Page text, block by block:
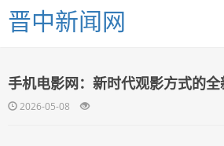
晋中新闻网
手机电影网：新时代观影方式的
2026-05-08